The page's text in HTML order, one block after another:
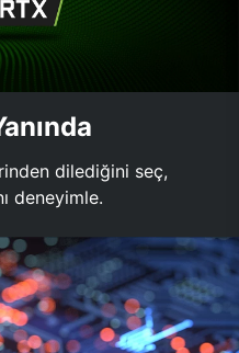
dilediğini seç,
deneyimle.